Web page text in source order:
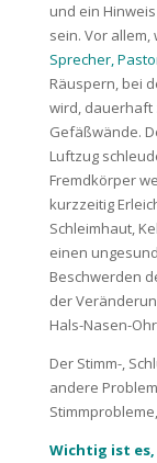
und ein
sein. Vor allem,
Sprecher,
Räuspern, bei
wird, dauerhaft
Gefäßwände.
Luftzug
Fremdkörper
kurzzeitig
Schleimhaut,
einen
Beschwerden
der
Hals-Nasen-
Der Stimm-,
andere
Wichtig ist